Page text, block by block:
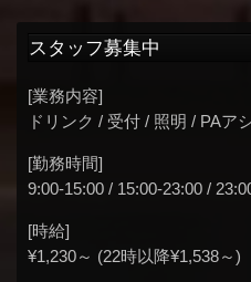
スタッフ募集中
[業務内容]
ドリンク / 受付 / 照明 / PAア
[勤務時間]
9:00-15:00 / 15:00-23:00 /
[時給]
¥1,230～ (22時以降¥1,538～)